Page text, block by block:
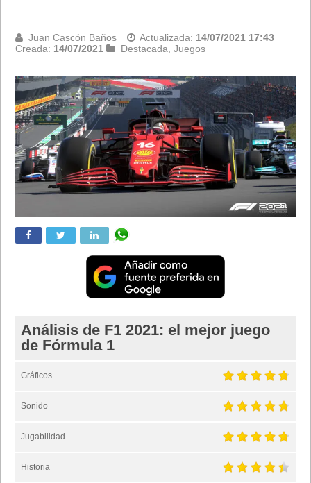
Juan Cascón Baños Actualizada: 14/07/2021 17:43
Creada: 14/07/2021 Destacada ,Juegos
Análisis de F1 2021: el mejor juego
de Fórmula 1
Gráficos
Sonido
Jugabilidad
Historia